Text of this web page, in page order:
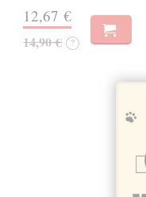
12,67 €
14,90 € ?